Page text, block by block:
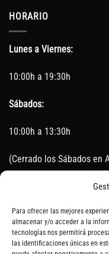
Para ofrecer las mejores
almacenar y/o acceder a la
tecnologías nos permitirá
las identificaciones únicas en
HORARIO
Lunes a Viernes:
10:00h a 19:30h
Sábados:
10:00h a 13:30h
(Cerrado los Sábados en
Sin servicio de taller del
SOBRE NOSOTROS